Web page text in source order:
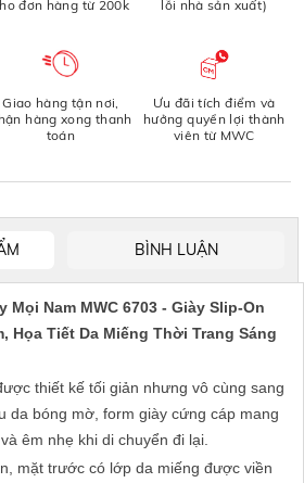
đơn hàng từ 200k lỗi nhà sản xuất)
Giao hàng tận nơi,
hàng xong thanh
toán
Ưu đãi tích điểm và
hưởng quyền lợi thành
viên từ MWC
BÌNH LUẬN
Mọi Nam MWC 6703 - Giày Slip-On
Họa Tiết Da Miếng Thời Trang Sáng
thiết kế tối giản nhưng vô cùng sang
da bóng mờ, form giày cứng cáp mang
êm nhẹ khi di chuyển đi lại.
mặt trước có lớp da miếng được viền